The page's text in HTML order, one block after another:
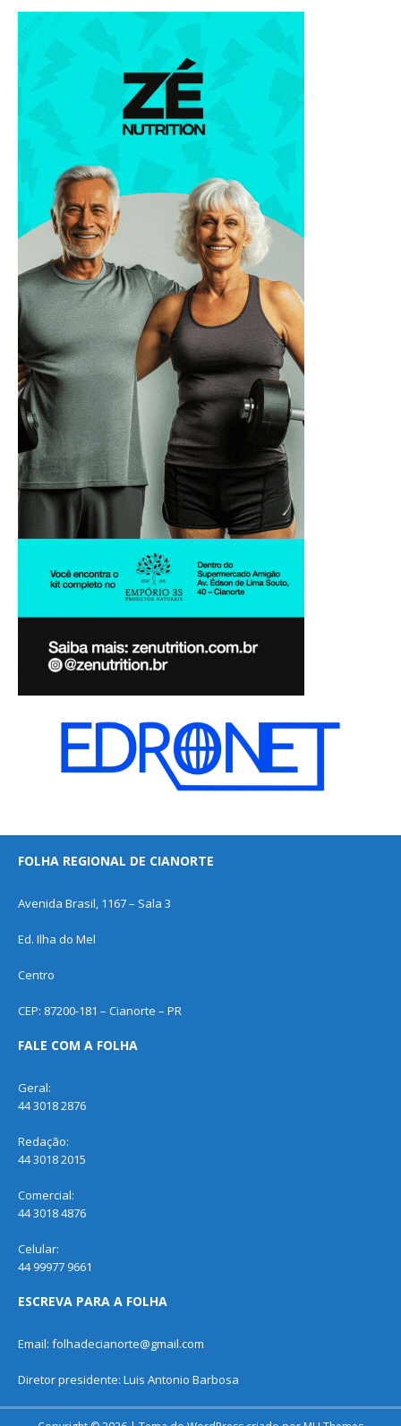
FOLHA REGIONAL DE CIANORTE
Avenida Brasil, 1167 – Sala 3
Ed. Ilha do Mel
Centro
CEP: 87200-181 – Cianorte – PR
FALE COM A FOLHA
Geral:
44 3018 2876
Redação:
44 3018 2015
Comercial:
44 3018 4876
Celular:
44 99977 9661
ESCREVA PARA A FOLHA
Email: folhadecianorte@gmail.com
Diretor presidente: Luis Antonio Barbosa